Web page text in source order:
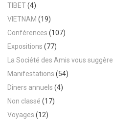
TIBET(4)
VIETNAM (19)
Conférences (107)
Expositions (77)
La Société des Amis vous suggère
Manifestations (54)
Dîners annuels (4)
Non classé (17)
Voyages (12)